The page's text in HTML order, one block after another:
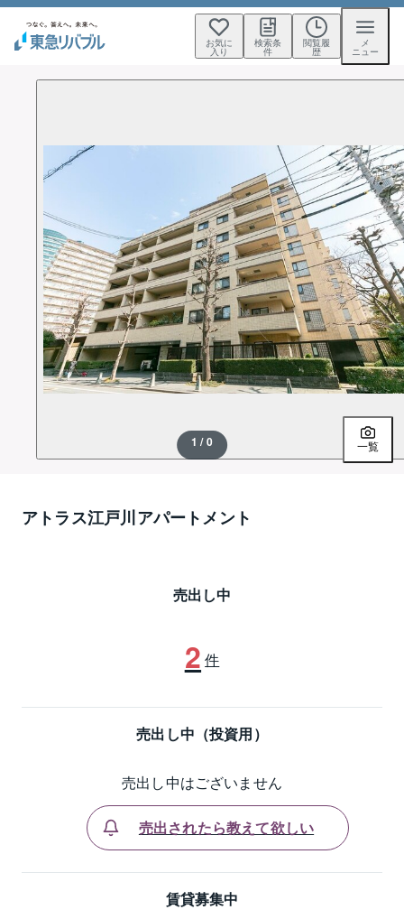
お気に
入り
検索条
件
閲覧履
歴
メ
ニュー
1 / 0 一覧
アトラス江戸川アパートメント
売出し中
2 件
売出し中（投資用）
売出し中はございません
売出されたら教えて欲しい
賃貸募集中